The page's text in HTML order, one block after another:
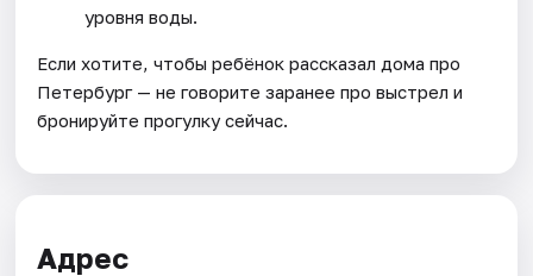
уровня воды.
Если хотите, чтобы ребёнок рассказал дома про
Петербург — не говорите заранее про выстрел и
бронируйте прогулку сейчас.
Адрес